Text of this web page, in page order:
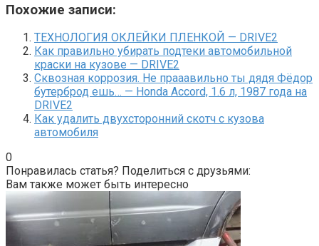
Похожие записи:
ТЕХНОЛОГИЯ ОКЛЕЙКИ ПЛЕНКОЙ — DRIVE2
Как правильно убирать подтеки автомобильной
краски на кузове — DRIVE2
Сквозная коррозия. Не прааавильно ты дядя Фёдор
бутерброд ешь… — Honda Accord, 1.6 л, 1987 года на
DRIVE2
Как удалить двухсторонний скотч с кузова
автомобиля
0
Понравилась статья? Поделиться с друзьями:
Вам также может быть интересно